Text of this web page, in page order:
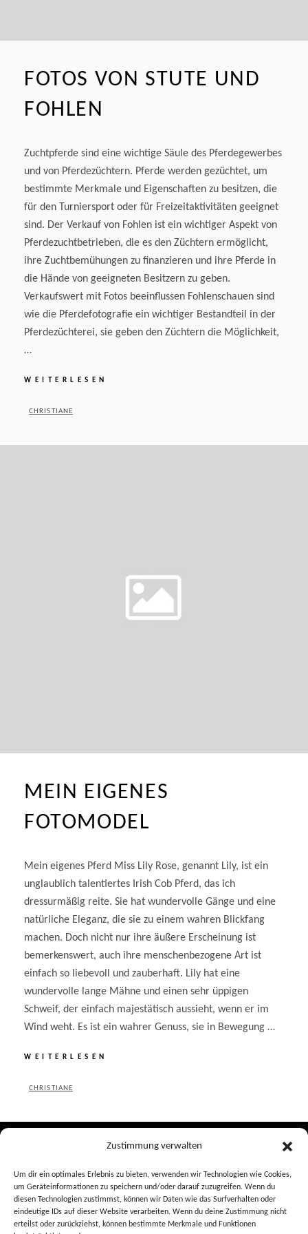
Zustimmung verwalten
Um dir ein optimales Erlebnis zu bieten, verwenden wir Technologien wie Cookies,
um Geräteinformationen zu speichern und/oder darauf zuzugreifen. Wenn du
diesen Technologien zustimmst, können wir Daten wie das Surfverhalten oder
eindeutige IDs auf dieser Website verarbeiten. Wenn du deine Zustimmung nicht
erteilst oder zurückziehst, können bestimmte Merkmale und Funktionen
FOTOS VON STUTE UND
FOHLEN
Zuchtpferde sind eine wichtige Säule des Pferdegewerbes
und von Pferdezüchtern. Pferde werden gezüchtet, um
bestimmte Merkmale und Eigenschaften zu besitzen, die
für den Turniersport oder für Freizeitaktivitäten geeignet
sind. Der Verkauf von Fohlen ist ein wichtiger Aspekt von
Pferdezuchtbetrieben, die es den Züchtern ermöglicht,
ihre Zuchtbemühungen zu finanzieren und ihre Pferde in
die Hände von geeigneten Besitzern zu geben.
Verkaufswert mit Fotos beeinflussen Fohlenschauen sind
wie die Pferdefotografie ein wichtiger Bestandteil in der
Pferdezüchterei, sie geben den Züchtern die Möglichkeit,
…
WEITERLESEN
BY
CHRISTIANE
MEIN EIGENES
FOTOMODEL
Mein eigenes Pferd Miss Lily Rose, genannt Lily, ist ein
unglaublich talentiertes Irish Cob Pferd, das ich
dressurmäßig reite. Sie hat wundervolle Gänge und eine
natürliche Eleganz, die sie zu einem wahren Blickfang
machen. Doch nicht nur ihre äußere Erscheinung ist
bemerkenswert, auch ihre menschenbezogene Art ist
einfach so liebevoll und zauberhaft. Lily hat eine
wundervolle lange Mähne und einen sehr üppigen
Schweif, der einfach majestätisch aussieht, wenn er im
Wind weht. Es ist ein wahrer Genuss, sie in Bewegung …
WEITERLESEN
BY
CHRISTIANE
Datenschutz
FAQ